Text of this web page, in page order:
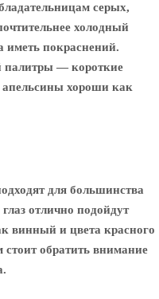
серых,
холодный
иметь покраснений.
палитры — короткие
хороши как
для большинства
отлично подойдут
винный и цвета красного
обратить внимание